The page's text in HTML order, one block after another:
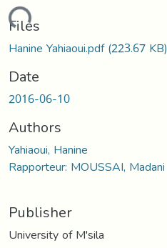
Files
Hanine Yahiaoui.pdf(223.67 KB)
Date
2016-06-10
Authors
Yahiaoui, Hanine
Rapporteur: MOUSSAI, Madani
Publisher
University of M'sila